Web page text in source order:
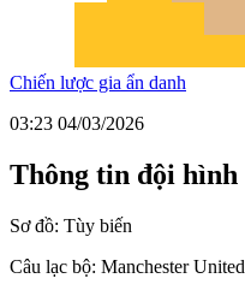
Chiến lược gia ẩn danh
03:23 04/03/2026
Thông tin đội hình
Sơ đồ: Tùy biến
Câu lạc bộ: Manchester United